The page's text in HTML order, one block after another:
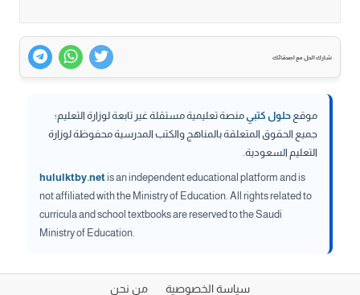
شارك الحل مع اصدقائك
موقع حلول كتبيمنصة تعليمية مستقلة غير تابعة لوزارة التعليم؛
جميع الحقوق المتعلقة بالمناهج والكتب المدرسية محفوظة لوزارة
التعليم السعودية.
hululktby.netis an independent educational platform and is
not affiliated with the Ministry of Education. All rights related to
curricula and school textbooks are reserved to the Saudi
Ministry of Education.
سياسة الخصوصية من نحن